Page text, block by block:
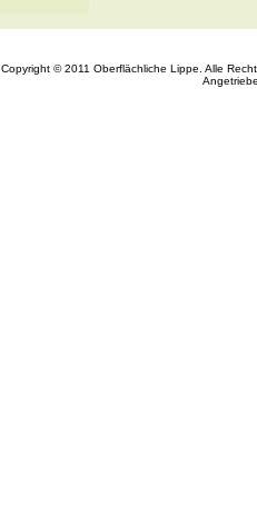
Copyright © 2011 Oberflächliche Lippe. Alle